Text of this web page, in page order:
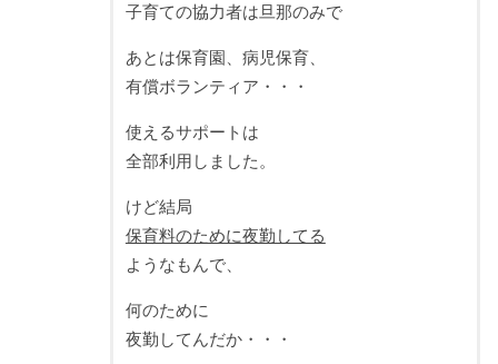
子育ての協力者は旦那のみで
あとは保育園、病児保育、
有償ボランティア・・・
使えるサポートは
全部利用しました。
けど結局
保育料のために夜勤してる
ようなもんで、
何のために
夜勤してんだか・・・